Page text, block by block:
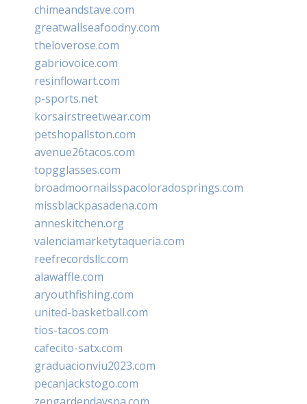
chimeandstave.com
greatwallseafoodny.com
theloverose.com
gabriovoice.com
resinflowart.com
p-sports.net
korsairstreetwear.com
petshopallston.com
avenue26tacos.com
topgglasses.com
broadmoornailsspacoloradosprings.com
missblackpasadena.com
anneskitchen.org
valenciamarketytaqueria.com
reefrecordsllc.com
alawaffle.com
aryouthfishing.com
united-basketball.com
tios-tacos.com
cafecito-satx.com
graduacionviu2023.com
pecanjackstogo.com